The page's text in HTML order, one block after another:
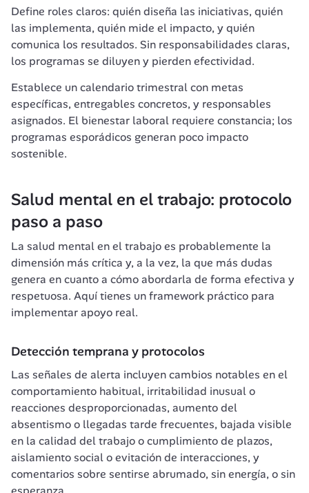
Define roles claros: quién diseña las iniciativas, quién
las implementa, quién mide el impacto, y quién
comunica los resultados. Sin responsabilidades claras,
los programas se diluyen y pierden efectividad.
Establece un calendario trimestral con metas
específicas, entregables concretos, y responsables
asignados. El bienestar laboral requiere constancia; los
programas esporádicos generan poco impacto
sostenible.
Salud mental en el trabajo: protocolo
paso a paso
La salud mental en el trabajo es probablemente la
dimensión más crítica y, a la vez, la que más dudas
genera en cuanto a cómo abordarla de forma efectiva y
respetuosa. Aquí tienes un framework práctico para
implementar apoyo real.
Detección temprana y protocolos
Las señales de alerta incluyen cambios notables en el
comportamiento habitual, irritabilidad inusual o
reacciones desproporcionadas, aumento del
absentismo o llegadas tarde frecuentes, bajada visible
en la calidad del trabajo o cumplimiento de plazos,
aislamiento social o evitación de interacciones, y
comentarios sobre sentirse abrumado, sin energía, o sin